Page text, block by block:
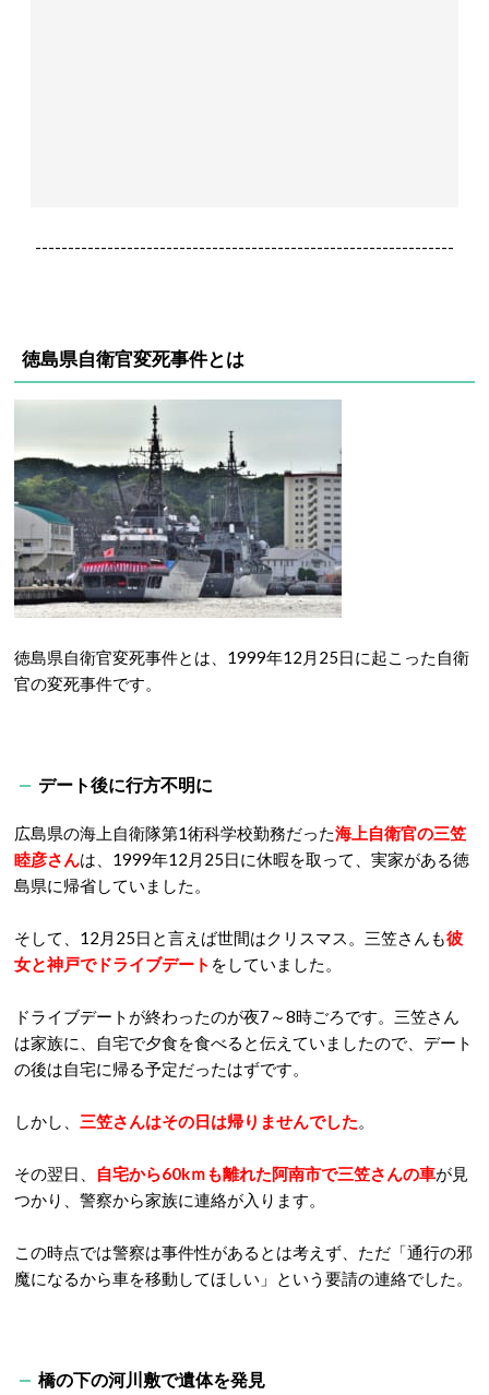
----------------------------------------------------------------
徳島県自衛官変死事件とは
徳島県自衛官変死事件とは、1999年12月25日に起こった自衛
官の変死事件です。
デート後に行方不明に
広島県の海上自衛隊第1術科学校勤務だった海上自衛官の三笠
睦彦さんは、1999年12月25日に休暇を取って、実家がある徳
島県に帰省していました。
そして、12月25日と言えば世間はクリスマス。三笠さんも彼
女と神戸でドライブデート をしていました。
ドライブデートが終わったのが夜7～8時ごろです。三笠さん
は家族に、自宅で夕食を食べると伝えていましたので、デート
の後は自宅に帰る予定だったはずです。
しかし、 三笠さんはその日は帰りませんでした。
その翌日、 自宅から60kｍも離れた阿南市で三笠さんの車が見
つかり、警察から家族に連絡が入ります。
この時点では警察は事件性があるとは考えず、ただ「通行の邪
魔になるから車を移動してほしい」という要請の連絡でした。
橋の下の河川敷で遺体を発見